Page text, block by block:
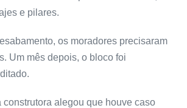
e pilares.
os moradores precisaram
Um mês depois, o bloco foi
construtora alegou que houve caso